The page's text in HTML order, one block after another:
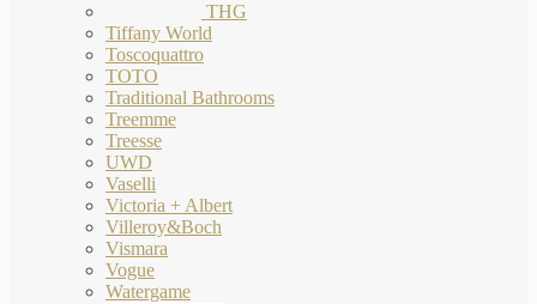
THG
Tiffany World
Toscoquattro
TOTO
Traditional Bathrooms
Treemme
Treesse
UWD
Vaselli
Victoria + Albert
Villeroy&Boch
Vismara
Vogue
Watergame